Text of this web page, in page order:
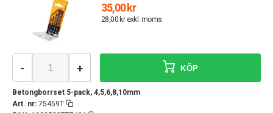
35,00 kr
28,00 kr exkl. moms
Betongborrset 5-pack, 4,5,6,8,10mm
Art. nr: 75459T
- + KÖP